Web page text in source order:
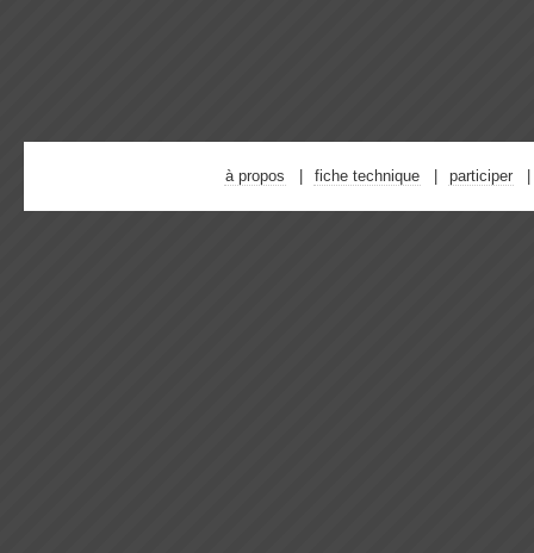
à propos fiche technique participer